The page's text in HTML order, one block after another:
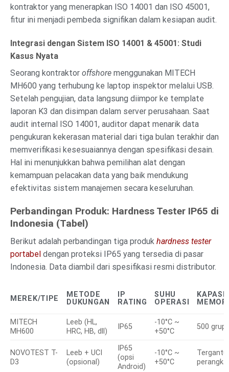
kontraktor yang menerapkan ISO 14001 dan ISO 45001,
fitur ini menjadi pembeda signifikan dalam kesiapan audit.
Integrasi dengan Sistem ISO 14001 & 45001: Studi
Kasus Nyata
Seorang kontraktor offshore menggunakan MITECH
MH600 yang terhubung ke laptop inspektor melalui USB.
Setelah pengujian, data langsung diimpor ke template
laporan K3 dan disimpan dalam server perusahaan. Saat
audit internal ISO 14001, auditor dapat menarik data
pengukuran kekerasan material dari tiga bulan terakhir dan
memverifikasi kesesuaiannya dengan spesifikasi desain.
Hal ini menunjukkan bahwa pemilihan alat dengan
kemampuan pelacakan data yang baik mendukung
efektivitas sistem manajemen secara keseluruhan.
Perbandingan Produk: Hardness Tester IP65 di
Indonesia (Tabel)
Berikut adalah perbandingan tiga produk hardness tester
portabel dengan proteksi IP65 yang tersedia di pasar
Indonesia. Data diambil dari spesifikasi resmi distributor.
MEREK/TIPE
METODE
DUKUNGAN
IP
RATING
SUHU
OPERASI
MITECH
MH600
Leeb (HL,
HRC, HB, dll)
IP65
-10°C ~
+50°C
500 grup
NOVOTEST T-
D3
Leeb + UCI
(opsional)
IP65
(opsi
Android)
-10°C ~
+50°C